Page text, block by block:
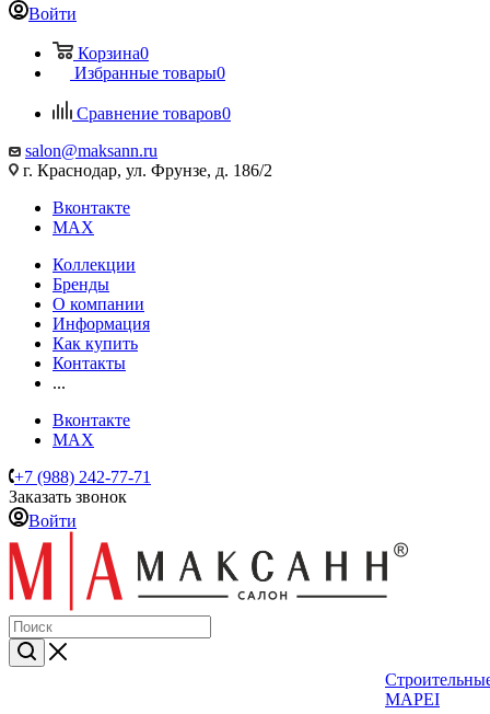
Войти
Корзина0
Избранные товары0
Сравнение товаров0
salon@maksann.ru
г. Краснодар, ул. Фрунзе, д. 186/2
Вконтакте
MAX
Коллекции
Бренды
О компании
Информация
Как купить
Контакты
...
Вконтакте
MAX
+7 (988) 242-77-71
Заказать звонок
Войти
MAPEI